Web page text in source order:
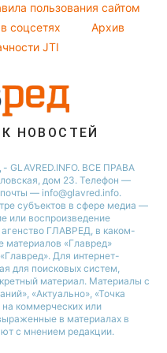
пользования сайтом
соцсетях
Архив
JTI
НОВОСТЕЙ
GLAVRED.INFO. ВСЕ ПРАВА
дом 23. Телефон —
— info@glavred.info.
cубъектов в сфере медиа —
или воспроизведение
ГЛАВРЕД, в каком-
материалов «Главред»
Для интернет-
для поисковых систем,
материал. Материалы с
«Актуально», «Точка
коммерческих или
в материалах в
с мнением редакции.